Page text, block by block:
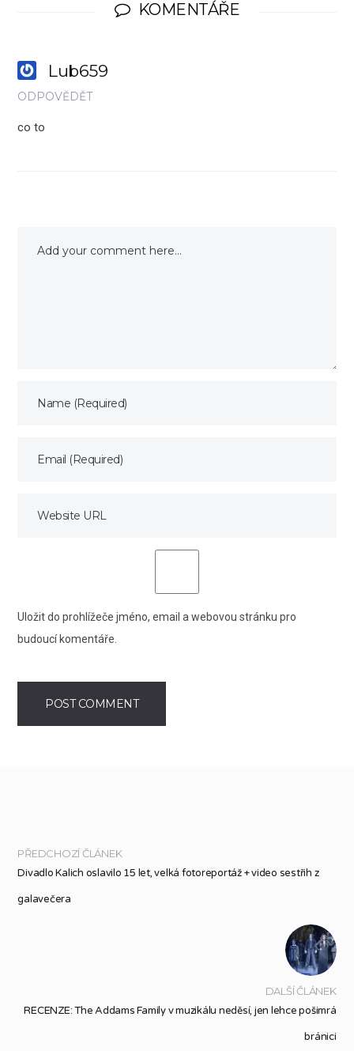
KOMENTÁŘE
Lub659
ODPOVĚDĚT
co to
Uložit do prohlížeče jméno, email a webovou stránku pro
budoucí komentáře.
PŘEDCHOZÍ ČLÁNEK
Divadlo Kalich oslavilo 15 let, velká fotoreportáž + video sestřih z
galavečera
DALŠÍ ČLÁNEK
RECENZE: The Addams Family v muzikálu neděsí, jen lehce pošimrá
bránici